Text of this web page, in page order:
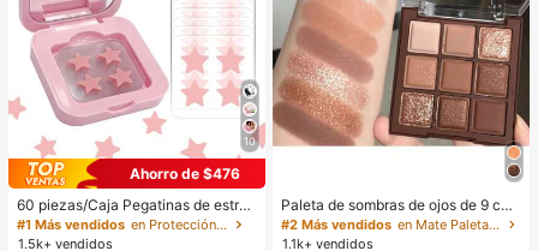
10
Ahorro de $476
60 piezas/Caja Pegatinas de estrell
a lindas - Pegatinas faciales, sin al
cohol, sin fragancia, suaves en la pi
#1 Más vendidos
en Protección de la piel
1.5k+ vendidos
Paleta de sombras de ojos de 9 col
ores de tonos tierra neutros de cho
colate con leche, maquillaje ligero,
#2 Más vendidos
en Mate Paletas de sombras de ojos
1.1k+ vendidos